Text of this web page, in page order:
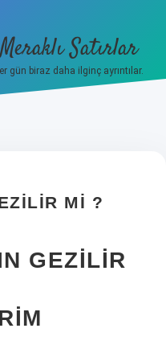
Satırlar
gün biraz daha ilginç ayrıntılar.
MI ?
GEZILIR